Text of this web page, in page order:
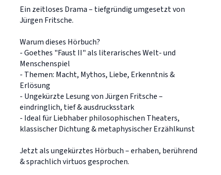
Ein zeitloses Drama – tiefgründig umgesetzt von
Jürgen Fritsche.
Warum dieses Hörbuch?
- Goethes "Faust II" als literarisches Welt- und
Menschenspiel
- Themen: Macht, Mythos, Liebe, Erkenntnis &
Erlösung
- Ungekürzte Lesung von Jürgen Fritsche –
eindringlich, tief & ausdrucksstark
- Ideal für Liebhaber philosophischen Theaters,
klassischer Dichtung & metaphysischer Erzählkunst
Jetzt als ungekürztes Hörbuch – erhaben, berührend
& sprachlich virtuos gesprochen.